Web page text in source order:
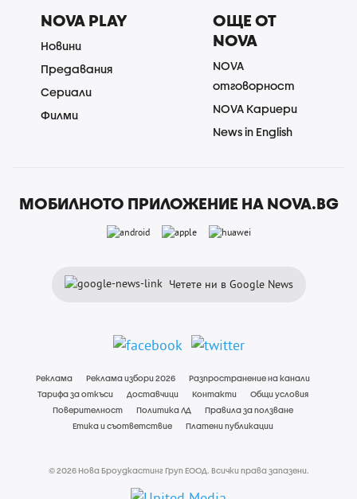
NOVA PLAY
Новини
Предавания
Сериали
Филми
ОЩЕ ОТ
NOVA
NOVA
отговорност
NOVA Кариери
News in English
МОБИЛНОТО ПРИЛОЖЕНИЕ НА NOVA.BG
Четете ни в Google News
Реклама Реклама избори 2026
Разпространение на канали
Тарифа за откъси
Доставчици Контакти
Общи условия
Поверителност
Политика ЛД
Правила за ползване
Етика и съответствие
Платени публикации
© 2026 Нова Броудкастинг Груп ЕООД. Всички права запазени.